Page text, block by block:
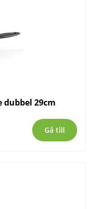
dubbel 29cm
Gå till